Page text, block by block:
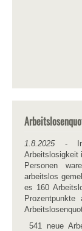
1.8.2025- Im
Arbeitslosigkeit
Personen
arbeitslos
es 160
541 neue